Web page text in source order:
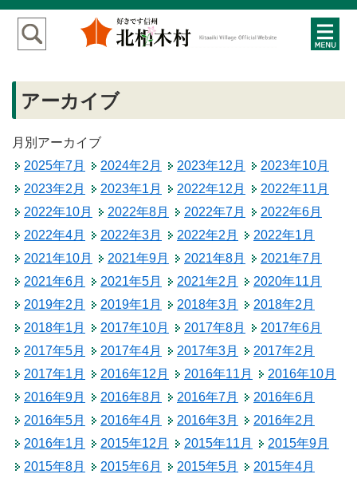
アーカイブ
月別アーカイブ
2025年7月
2024年2月 2023年12月
2023年10月
2023年2月
2023年1月 2022年12月
2022年11月
2022年10月
2022年8月 2022年7月
2022年6月
2022年4月
2022年3月 2022年2月
2022年1月
2021年10月
2021年9月 2021年8月
2021年7月
2021年6月
2021年5月 2021年2月
2020年11月
2019年2月
2019年1月 2018年3月
2018年2月
2018年1月
2017年10月 2017年8月
2017年6月
2017年5月
2017年4月 2017年3月
2017年2月
2017年1月
2016年12月 2016年11月
2016年10月
2016年9月
2016年8月 2016年7月
2016年6月
2016年5月
2016年4月 2016年3月
2016年2月
2016年1月
2015年12月 2015年11月
2015年9月
2015年8月
2015年6月 2015年5月
2015年4月